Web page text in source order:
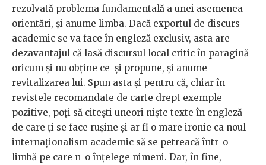
rezolvată problema fundamentală a unei asemenea
orientări, și anume limba. Dacă exportul de discurs
academic se va face în engleză exclusiv, asta are
dezavantajul că lasă discursul local critic în paragină
oricum și nu obține ce-și propune, și anume
revitalizarea lui. Spun asta și pentru că, chiar în
revistele recomandate de carte drept exemple
pozitive, poți să citești uneori niște texte în engleză
de care ți se face rușine și ar fi o mare ironie ca noul
internaționalism academic să se petreacă într-o
limbă pe care n-o înțelege nimeni. Dar, în fine,